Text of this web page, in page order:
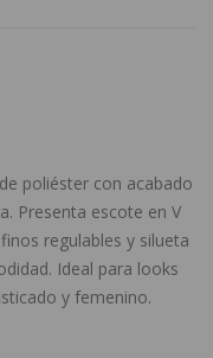
poliéster con acabado
Presenta escote en V
regulables y silueta
Ideal para looks
y femenino.